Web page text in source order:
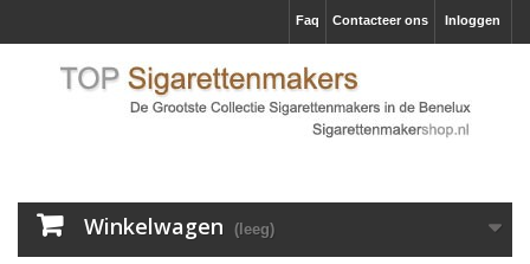
Inloggen
Contacteer ons
Faq
Winkelwagen (leeg)